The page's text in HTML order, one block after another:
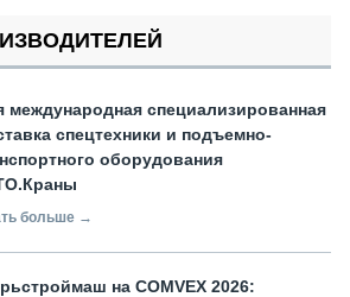
международная специализированная
спецтехники и подъемно-
оборудования
больше →
на COMVEX 2026: